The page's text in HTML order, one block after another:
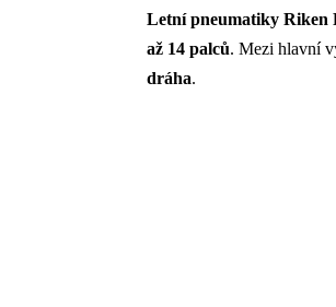
Letní pneumatiky Riken
až 14 palců. Mezi hlavní
dráha.